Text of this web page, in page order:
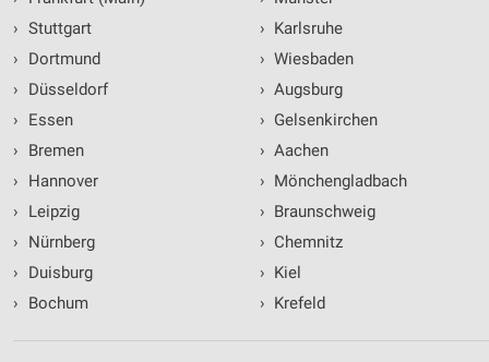
› Stuttgart
›
Dortmund
›
Düsseldorf
›
Essen
›
Bremen
›
Hannover
›
Leipzig
›
Nürnberg
›
Duisburg
›
Bochum
› Karlsruhe
› Wiesbaden
› Augsburg
› Gelsenkirchen
› Aachen
› Mönchengladbach
› Braunschweig
› Chemnitz
› Kiel
› Krefeld